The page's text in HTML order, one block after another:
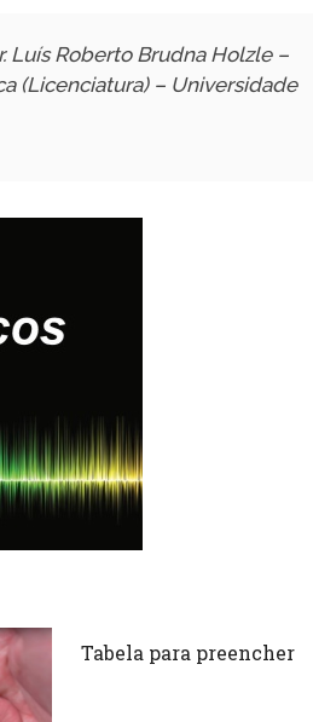
Luís Roberto Brudna Holzle –
(Licenciatura) – Universidade
Tabela para preencher